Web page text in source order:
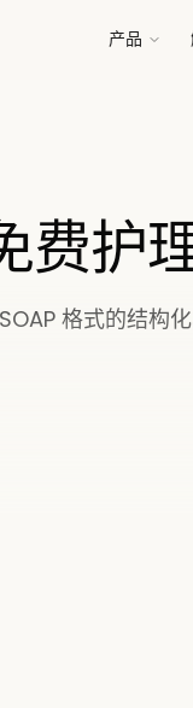
产品
费护
格式的结构